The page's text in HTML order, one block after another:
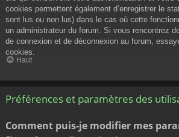
cookies permettent également d’enregistrer le
sont lus ou non lus) dans le cas où cette
un administrateur du forum. Si vous rencontrez
de connexion et de déconnexion au forum,
cookies.
Haut
Préférences et paramètres des
Comment puis-je modifier mes